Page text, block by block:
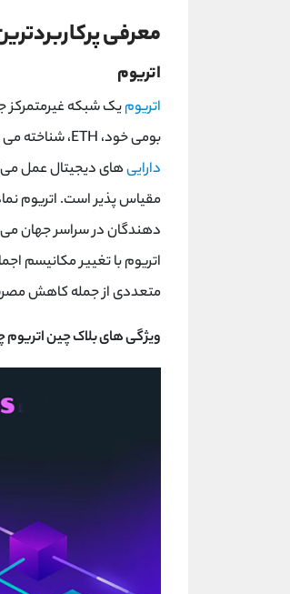
معرفی
اتریوم
اتریومیک شبکه غیرمتمرکز
بومی خود، ETH، شناخته می‌ شود. این پلتفرم به عنوان پایه و اساس طیف گسترده ‌ای از برنامه ‌ها، سازمان ‌ها و
دارایی‌های دیجیتال عمل
مقیاس ‌پذیر است. اتریوم
اتریوم با تغییر مکانیسم
متعددی از جمله کاهش مصرف
ویژگی های بلاک چین